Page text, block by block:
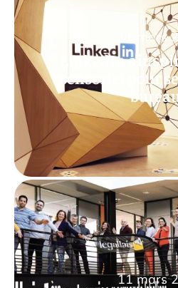
LinkedIn
sensoriel pour
11 mars
11 mars